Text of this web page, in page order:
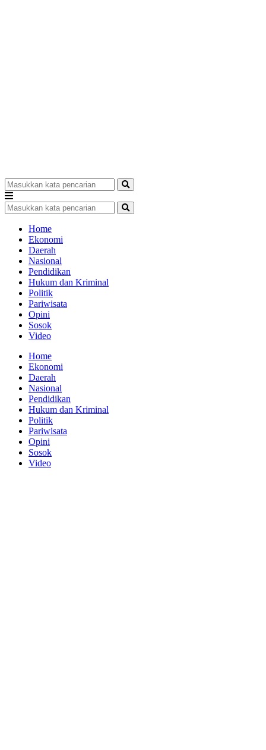
Home
Ekonomi
Daerah
Nasional
Pendidikan
Hukum dan Kriminal
Politik
Pariwisata
Opini
Sosok
Video
Home
Ekonomi
Daerah
Nasional
Pendidikan
Hukum dan Kriminal
Politik
Pariwisata
Opini
Sosok
Video